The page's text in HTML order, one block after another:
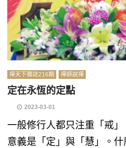
禪天下雜誌216期 禪師說禪
定在永恆的定點
2023-03-01
一般修行人都只注重「戒
意義是「定」與「慧」。